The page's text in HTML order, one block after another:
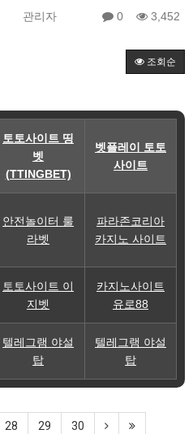
관리자 0 3,452
조회순
토토사이트 띵
벳
(TTINGBET)
벳플레이 토토
사이트
안전놀이터 룰
라벳
파라존코리아
카지노 사이트
토토사이트 이
지벳
카지노사이트
유로88
텔레그램 야설
탑
텔레그램 야설
탑
28 29 30